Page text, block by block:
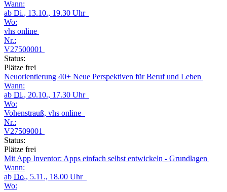
Wann:
ab Di., 13.10., 19.30 Uhr
Wo:
vhs online
Nr.:
V27500001
Status:
Plätze frei
Neuorientierung 40+ Neue Perspektiven für Beruf und Leben
Wann:
ab Di., 20.10., 17.30 Uhr
Wo:
Vohenstrauß, vhs online
Nr.:
V27509001
Status:
Plätze frei
Mit App Inventor: Apps einfach selbst entwickeln - Grundlagen
Wann:
ab Do., 5.11., 18.00 Uhr
Wo: